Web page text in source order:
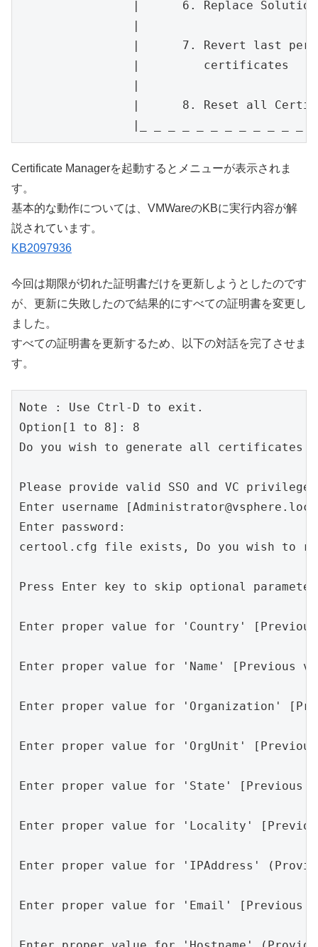
|_ _ _ _ _ _ _ _ _ _ _
Certificate Managerを起動するとメニューが表示されま
す。
基本的な動作については、VMWareのKBに実行内容が解
説されています。
KB2097936
今回は期限が切れた証明書だけを更新しようとしたのです
が、更新に失敗したので結果的にすべての証明書を変更し
ました。
すべての証明書を更新するため、以下の対話を完了させま
す。
Note : Use Ctrl-D to exit.
Option[1 to 8]: 8
Do you wish to generate all
Please provide valid SSO and VC
Enter username
Enter password:
certool.cfg file exists, Do you wish to
Press Enter key to skip optional
Enter proper value for 'Country'
Enter proper value for 'Name' [Previous
Enter proper value for 'Organization'
Enter proper value for 'OrgUnit' [Previous
Enter proper value for 'State' [Previous
Enter proper value for 'Locality'
Enter proper value for 'IPAddress'
Enter proper value for 'Email' [Previous